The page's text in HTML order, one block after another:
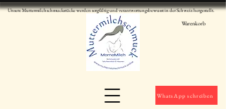
Unsere Muttermilchschmuckstücke werden sorgfältig und verantwortungsbewusst in der Schweiz hergestellt.
Warenkorb
WhatsApp schreiben